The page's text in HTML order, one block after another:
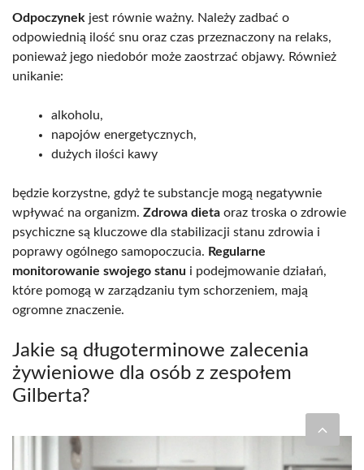
Odpoczynek jest równie ważny. Należy zadbać o
odpowiednią ilość snu oraz czas przeznaczony na relaks,
ponieważ jego niedobór może zaostrzać objawy. Również
unikanie:
alkoholu,
napojów energetycznych,
dużych ilości kawy
będzie korzystne, gdyż te substancje mogą negatywnie
wpływać na organizm. Zdrowa dieta oraz troska o zdrowie
psychiczne są kluczowe dla stabilizacji stanu zdrowia i
poprawy ogólnego samopoczucia. Regularne
monitorowanie swojego stanu i podejmowanie działań,
które pomogą w zarządzaniu tym schorzeniem, mają
ogromne znaczenie.
Jakie są długoterminowe zalecenia
żywieniowe dla osób z zespołem
Gilberta?